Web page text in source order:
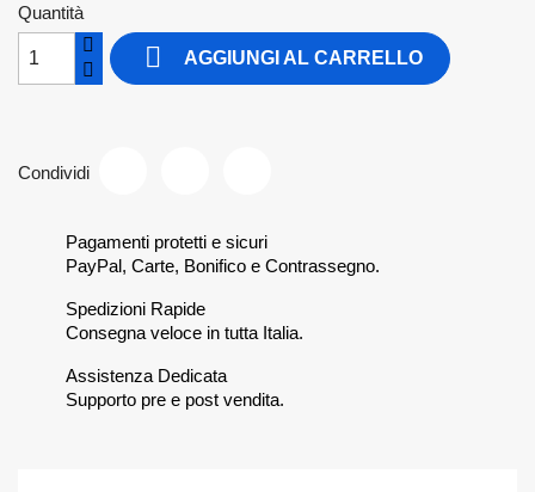
Quantità
 AGGIUNGI AL CARRELLO
Condividi
Pagamenti protetti e sicuri
PayPal, Carte, Bonifico e Contrassegno.
Spedizioni Rapide
Consegna veloce in tutta Italia.
Assistenza Dedicata
Supporto pre e post vendita.